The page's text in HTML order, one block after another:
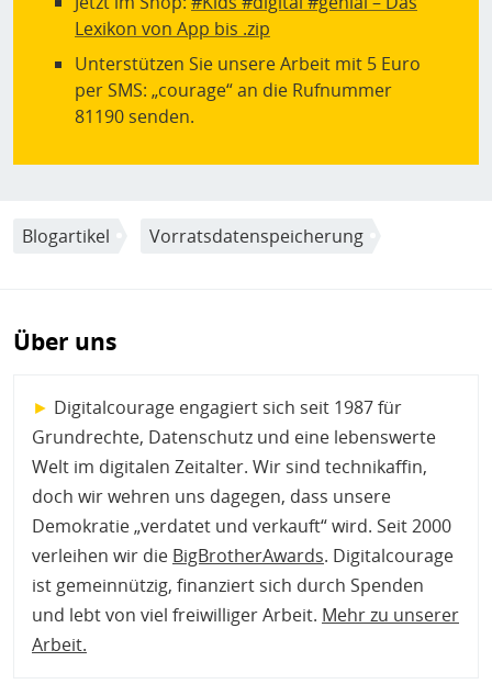
Lexikon von App bis .zip
Unterstützen Sie unsere Arbeit mit 5 Euro
per SMS: „courage“ an die Rufnummer
81190 senden.
Blogartikel Vorratsdatenspeicherung
Über uns
► Digitalcourage engagiert sich seit 1987 für
Grundrechte, Datenschutz und eine lebenswerte
Welt im digitalen Zeitalter. Wir sind technikaffin,
doch wir wehren uns dagegen, dass unsere
Demokratie „verdatet und verkauft“ wird. Seit 2000
verleihen wir die BigBrotherAwards. Digitalcourage
ist gemeinnützig, finanziert sich durch Spenden
und lebt von viel freiwilliger Arbeit. Mehr zu unserer
Arbeit.